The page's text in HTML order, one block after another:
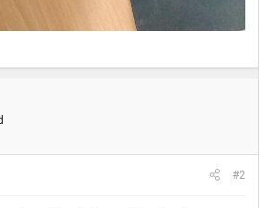
#2